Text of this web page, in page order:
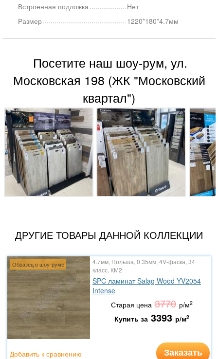
Встроенная подложка
Нет
Размер
1220*180*4.7мм
Посетите наш шоу-рум, ул.
Московская 198 (ЖК "Московский
квартал")
ДРУГИЕ ТОВАРЫ ДАННОЙ КОЛЛЕКЦИИ
Образец в шоу-руме
4.7мм, Польша, 0.35мм, 4V-фаска, 34
класс, КМ2
SPC ламинат Salag Wood YV2054
Intense
Старая цена 3770 р/м2
Купить за 3393 р/м2
Заказать
Добавить к сравнению